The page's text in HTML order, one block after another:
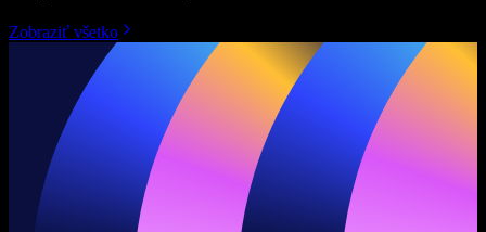
Zobraziť všetko